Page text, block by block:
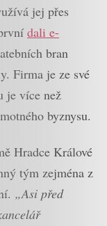
jej přes
dali e-
bran
Firma je ze své
je více než
byznysu.
Hradce Králové
tým zejména z
„Asi před